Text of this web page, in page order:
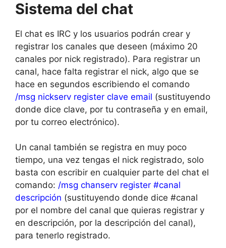
Sistema del chat
El chat es IRC y los usuarios podrán crear y
registrar los canales que deseen (máximo 20
canales por nick registrado). Para registrar un
canal, hace falta registrar el nick, algo que se
hace en segundos escribiendo el comando
/msg nickserv register clave email (sustituyendo
donde dice clave, por tu contraseña y en email,
por tu correo electrónico).
Un canal también se registra en muy poco
tiempo, una vez tengas el nick registrado, solo
basta con escribir en cualquier parte del chat el
comando: /msg chanserv register #canal
descripción (sustituyendo donde dice #canal
por el nombre del canal que quieras registrar y
en descripción, por la descripción del canal),
para tenerlo registrado.